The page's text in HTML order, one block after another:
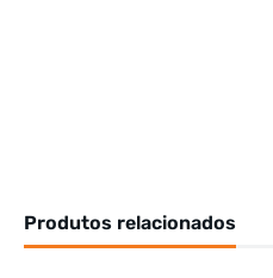
Produtos relacionados